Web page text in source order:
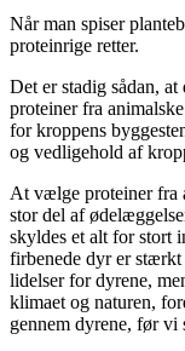
Når man spiser
proteinrige retter.
Det er stadig sådan,
proteiner fra
for kroppens
og vedligehold af
At vælge proteiner fra
stor del af
skyldes et alt for stort
firbenede dyr er stærkt
lidelser for dyrene,
klimaet og naturen,
gennem dyrene, før vi